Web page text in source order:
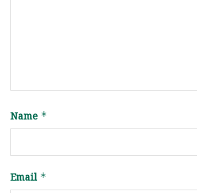
Name *
Email *